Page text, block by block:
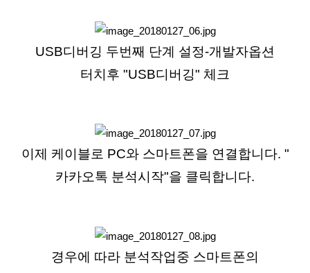
USB디버깅 두번째 단계 설정-개발자옵션
터치후 "USB디버깅" 체크
이제 케이블로 PC와 스마트폰을 연결합니다. "
카카오톡 분석시작"을 클릭합니다.
경우에 따라 분석작업중 스마트폰의